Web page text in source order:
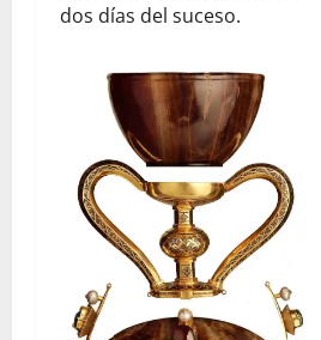
dos días del suceso.